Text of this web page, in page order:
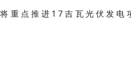
重点推进17吉瓦光伏发